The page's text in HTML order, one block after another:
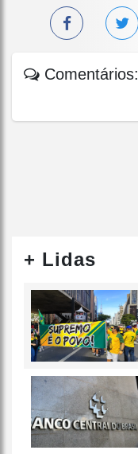
Comentários:
+ Lidas